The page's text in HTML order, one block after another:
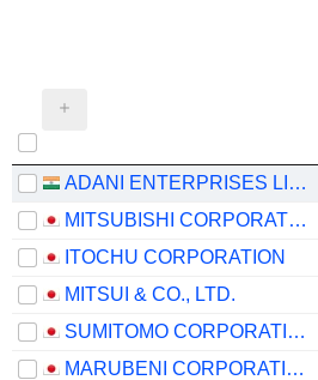
ADANI ENTERPRISES LIMITED
MITSUBISHI CORPORATION
ITOCHU CORPORATION
MITSUI & CO., LTD.
SUMITOMO CORPORATION
MARUBENI CORPORATION